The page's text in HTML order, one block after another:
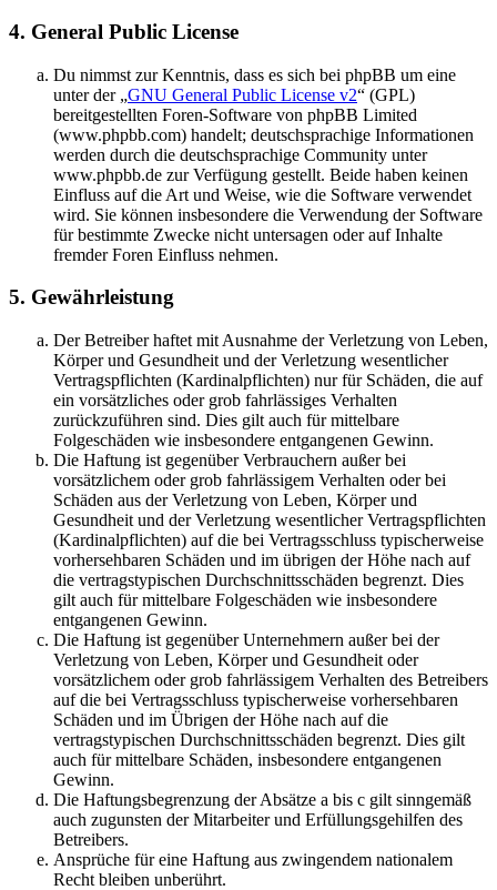
4. General Public License
Du nimmst zur Kenntnis, dass es sich bei phpBB um eine
unter der „GNU General Public License v2“ (GPL)
bereitgestellten Foren-Software von phpBB Limited
(www.phpbb.com) handelt; deutschsprachige Informationen
werden durch die deutschsprachige Community unter
www.phpbb.de zur Verfügung gestellt. Beide haben keinen
Einfluss auf die Art und Weise, wie die Software verwendet
wird. Sie können insbesondere die Verwendung der Software
für bestimmte Zwecke nicht untersagen oder auf Inhalte
fremder Foren Einfluss nehmen.
5. Gewährleistung
Der Betreiber haftet mit Ausnahme der Verletzung von Leben,
Körper und Gesundheit und der Verletzung wesentlicher
Vertragspflichten (Kardinalpflichten) nur für Schäden, die auf
ein vorsätzliches oder grob fahrlässiges Verhalten
zurückzuführen sind. Dies gilt auch für mittelbare
Folgeschäden wie insbesondere entgangenen Gewinn.
Die Haftung ist gegenüber Verbrauchern außer bei
vorsätzlichem oder grob fahrlässigem Verhalten oder bei
Schäden aus der Verletzung von Leben, Körper und
Gesundheit und der Verletzung wesentlicher Vertragspflichten
(Kardinalpflichten) auf die bei Vertragsschluss typischerweise
vorhersehbaren Schäden und im übrigen der Höhe nach auf
die vertragstypischen Durchschnittsschäden begrenzt. Dies
gilt auch für mittelbare Folgeschäden wie insbesondere
entgangenen Gewinn.
Die Haftung ist gegenüber Unternehmern außer bei der
Verletzung von Leben, Körper und Gesundheit oder
vorsätzlichem oder grob fahrlässigem Verhalten des Betreibers
auf die bei Vertragsschluss typischerweise vorhersehbaren
Schäden und im Übrigen der Höhe nach auf die
vertragstypischen Durchschnittsschäden begrenzt. Dies gilt
auch für mittelbare Schäden, insbesondere entgangenen
Gewinn.
Die Haftungsbegrenzung der Absätze a bis c gilt sinngemäß
auch zugunsten der Mitarbeiter und Erfüllungsgehilfen des
Betreibers.
Ansprüche für eine Haftung aus zwingendem nationalem
Recht bleiben unberührt.